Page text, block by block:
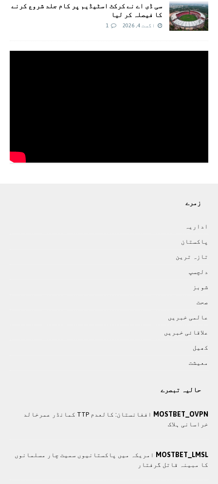
سی ڈی اے نے کرکٹ اسٹیڈیم پر کام جلد شروع کرنے
کا فیصلہ کر لیا
اگست 4, 2026 1
زمرے
اداريہ
پاکستان
تازہ ترين
دلچسپ
شوبز
صحت
عالمی خبريں
علاقائی خبريں
کھيل
معيشت
حالیہ تبصرے
MOSTBET_OVPN
افغانستان: کالعدم TTP کمانڈر عمرخالد
خراسانی ہلاک
MOSTBET_LMSL امریکہ میں پاکستانیوں سمیت چار مسلمانوں
کا مبینہ قاتل گرفتار